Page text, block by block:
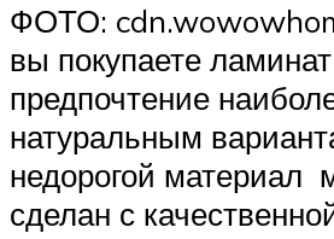
ФОТО:
вы покупаете
предпочтение
натуральным
недорогой материал
сделан с